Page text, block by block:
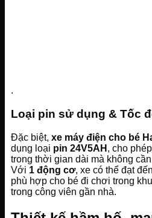
.
Loại pin sử dụng & Tốc
Đặc biệt, xe máy điện cho bé
dụng loại pin 24V5AH , cho
trong thời gian dài mà không
Với 1 động cơ, xe có thể đạt đến
phù hợp cho bé đi chơi trong
trong công viên gần nhà.